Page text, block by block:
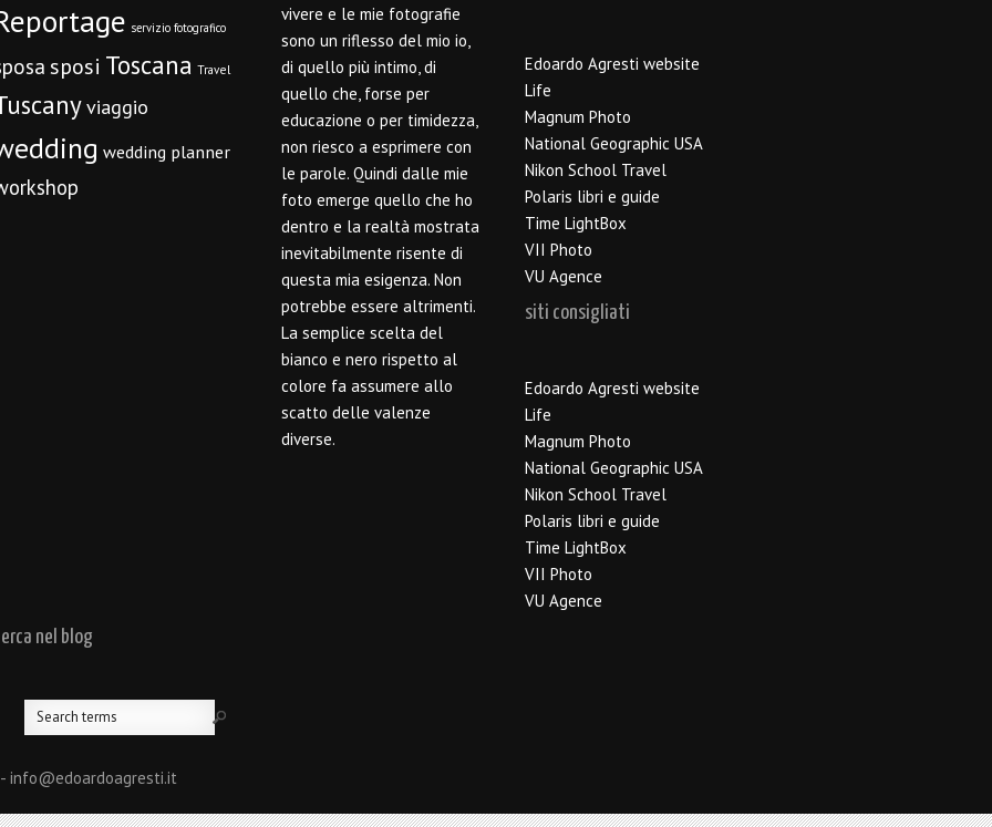
servizio fotografico
sposi Toscana Travel
viaggio
wedding planner
vivere e le mie fotografie
sono un riflesso del mio io,
di quello più intimo, di
quello che, forse per
educazione o per timidezza,
non riesco a esprimere con
le parole. Quindi dalle mie
foto emerge quello che ho
dentro e la realtà mostrata
inevitabilmente risente di
questa mia esigenza. Non
potrebbe essere altrimenti.
La semplice scelta del
bianco e nero rispetto al
colore fa assumere allo
scatto delle valenze
diverse.
Edoardo Agresti website
Life
Magnum Photo
National Geographic USA
Nikon School Travel
Polaris libri e guide
Time LightBox
VII Photo
VU Agence
siti consigliati
Edoardo Agresti website
Life
Magnum Photo
National Geographic USA
Nikon School Travel
Polaris libri e guide
Time LightBox
VII Photo
VU Agence
nel blog
info@edoardoagresti.it